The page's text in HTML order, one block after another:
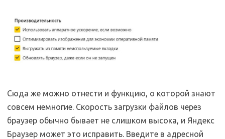
Сюда же можно отнести и функцию, о которой знают
совсем немногие. Скорость загрузки файлов через
браузер обычно бывает не слишком высока, и Яндекс
Браузер может это исправить. Введите в адресной